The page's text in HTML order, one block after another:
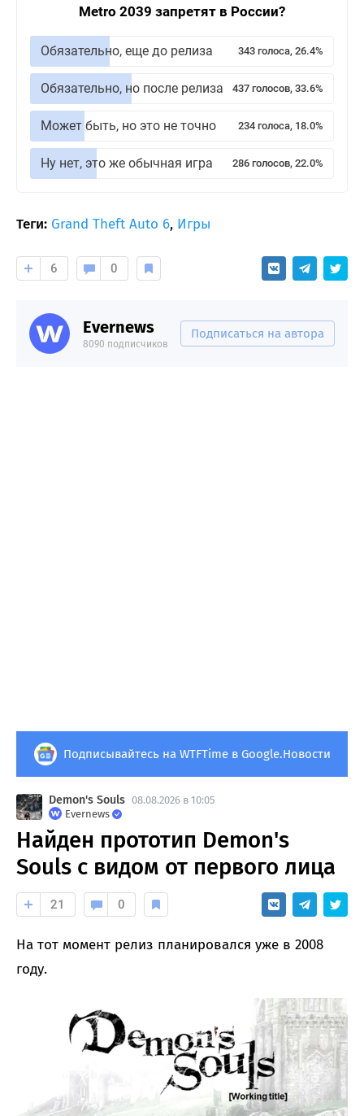
Metro 2039 запретят в России?
Обязательно, еще до релиза 343 голоса, 26.4%
Обязательно, но после релиза 437 голосов, 33.6%
Может быть, но это не точно 234 голоса, 18.0%
Ну нет, это же обычная игра 286 голосов, 22.0%
Теги: Grand Theft Auto 6, Игры
6 0
Evernews
8090 подписчиков
Подписаться на автора
Подписывайтесь на WTFTime в Google.Новости
Demon's Souls 08.08.2026 в 10:05
Evernews
Найден прототип Demon's
Souls с видом от первого лица
21 0
На тот момент релиз планировался уже в 2008
году.